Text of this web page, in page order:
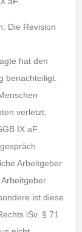
Die Revision
hat den
benachteiligt.
verletzt,
IX aF
Arbeitgeber
ist diese
iSv. § 71